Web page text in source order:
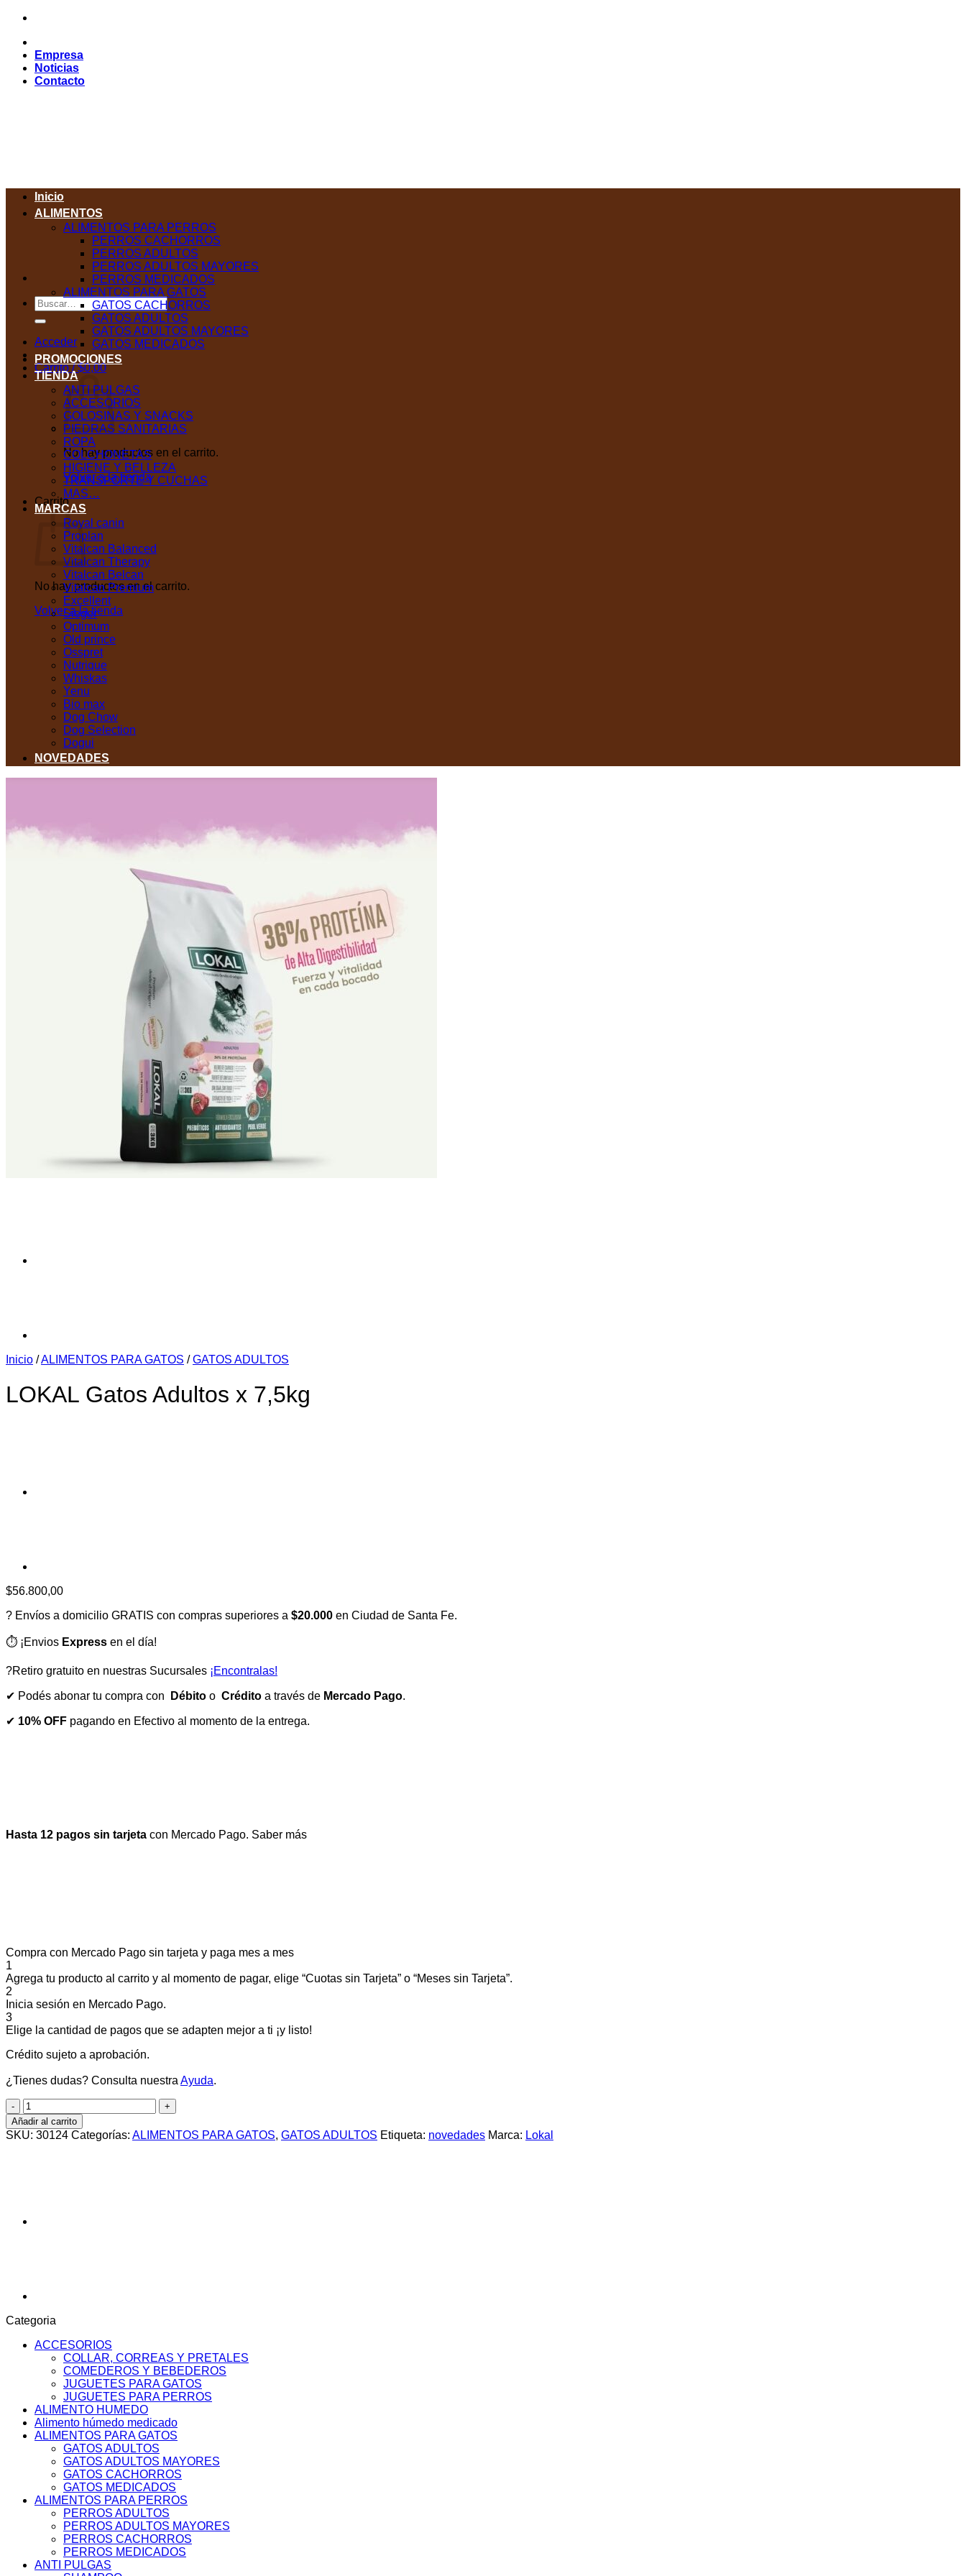
Saltar
contenido
Empresa
Noticias
Contacto
Buscar
por:
Acceder
Carrito /$0,00
No hay productos en el carrito.
Volver a la tienda
Carrito
No hay productos en el carrito.
Volver a la tienda
Inicio
ALIMENTOS
ALIMENTOS PARA PERROS
PERROS CACHORROS
PERROS ADULTOS
PERROS ADULTOS MAYORES
PERROS MEDICADOS
ALIMENTOS PARA GATOS
GATOS CACHORROS
GATOS ADULTOS
GATOS ADULTOS MAYORES
GATOS MEDICADOS
PROMOCIONES
TIENDA
ANTI PULGAS
ACCESORIOS
GOLOSINAS Y SNACKS
PIEDRAS SANITARIAS
ROPA
COLCHONETAS
HIGIENE Y BELLEZA
TRANSPORTE Y CUCHAS
MAS…
MARCAS
Royal canin
Proplan
Vitalcan Balanced
Vitalcan Therapy
Vitalcan Belcan
Vitalcan Premium
Excellent
Sieger
Optimum
Old prince
Osspret
Nutrique
Whiskas
Yenu
Bio max
Dog Chow
Dog Selection
Dogui
NOVEDADES
Inicio /ALIMENTOS PARA GATOS / GATOS ADULTOS
LOKAL Gatos Adultos x 7,5kg
$56.800,00
? Envíos a domicilio GRATIS con compras superiores a $20.000 en Ciudad de Santa Fe.
⏱️ ¡Envios Express en el día!
?Retiro gratuito en nuestras Sucursales ¡Encontralas!
✔ Podés abonar tu compra con Débito o Crédito a través de Mercado Pago.
✔ 10% OFF pagando en Efectivo al momento de la entrega.
Hasta 12 pagos sin tarjeta con Mercado Pago. Saber más
Compra con Mercado Pago sin tarjeta y paga mes a mes
1
Agrega tu producto al carrito y al momento de pagar, elige “Cuotas sin Tarjeta” o “Meses sin Tarjeta”.
2
Inicia sesión en Mercado Pago.
3
Elige la cantidad de pagos que se adapten mejor a ti ¡y listo!
Crédito sujeto a aprobación.
¿Tienes dudas? Consulta nuestra Ayuda.
LOKAL
Gatos
Adultos
x
Añadir al carrito
SKU: 30124 Categorías: ALIMENTOS PARA GATOS, GATOS ADULTOS Etiqueta: novedades Marca: Lokal
Categoria
ACCESORIOS
COLLAR, CORREAS Y PRETALES
COMEDEROS Y BEBEDEROS
JUGUETES PARA GATOS
JUGUETES PARA PERROS
ALIMENTO HUMEDO
Alimento húmedo medicado
ALIMENTOS PARA GATOS
GATOS ADULTOS
GATOS ADULTOS MAYORES
GATOS CACHORROS
GATOS MEDICADOS
ALIMENTOS PARA PERROS
PERROS ADULTOS
PERROS ADULTOS MAYORES
PERROS CACHORROS
PERROS MEDICADOS
ANTI PULGAS